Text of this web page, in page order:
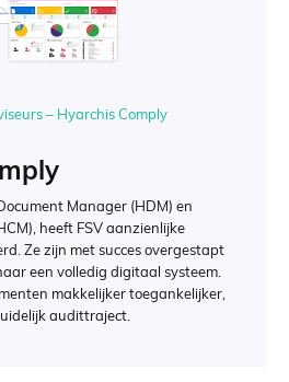
– Hyarchis Comply
Manager (HDM) en
heeft FSV aanzienlijke
Ze zijn met succes overgestapt
een volledig digitaal systeem.
makkelijker toegankelijker,
audittraject.